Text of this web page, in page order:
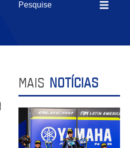
MAIS NOTÍCIAS